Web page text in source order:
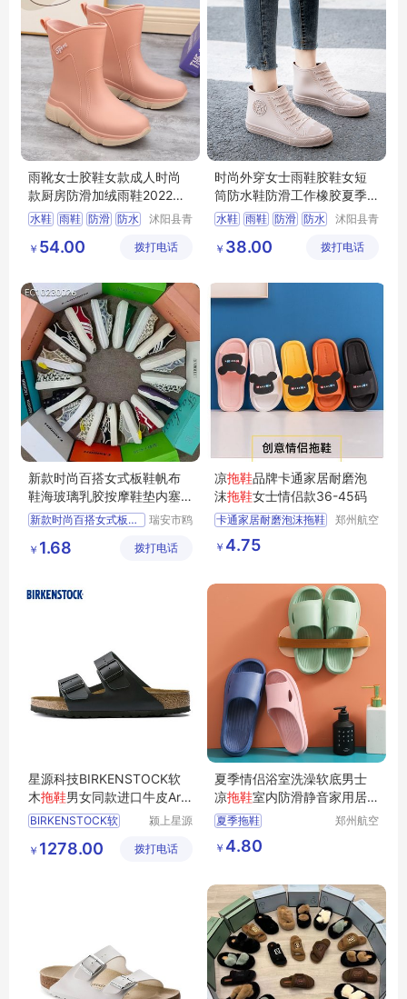
雨靴女士胶鞋女款成人时尚
款厨房防滑加绒雨鞋2022新
款防水鞋软底
水鞋 雨鞋 防滑 防水
沭阳县青
￥ 54.00 拨打电话
时尚外穿女士雨鞋胶鞋女短
筒防水鞋防滑工作橡胶夏季
雨靴柔软厨房
水鞋 雨鞋 防滑 防水
沭阳县青
￥ 38.00 拨打电话
新款时尚百搭女式板鞋帆布
鞋海玻璃乳胶按摩鞋垫内塞
脚膜鞋带穿好
新款时尚百搭女式板鞋帆布鞋
内塞脚膜鞋带穿好
瑞安市鸥
￥ 1.68 拨打电话
凉拖鞋品牌卡通家居耐磨泡
沫拖鞋女士情侣款36-45码
卡通家居耐磨泡沫拖鞋
女士情侣凉拖
郑州航空
￥ 4.75
星源科技BIRKENSTOCK软
木拖鞋男女同款进口牛皮Ariz
ona情侣凉鞋
BIRKENSTOCK软
颍上星源
有限公司
￥ 1278.00 拨打电话
夏季情侣浴室洗澡软底男士
凉拖鞋室内防滑静音家用居
家拖鞋女
夏季拖鞋
夏季居家拖鞋
凉拖
郑州航空
￥ 4.80